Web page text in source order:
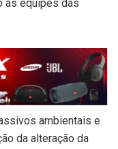
às equipes das
ambientais e
da alteração da